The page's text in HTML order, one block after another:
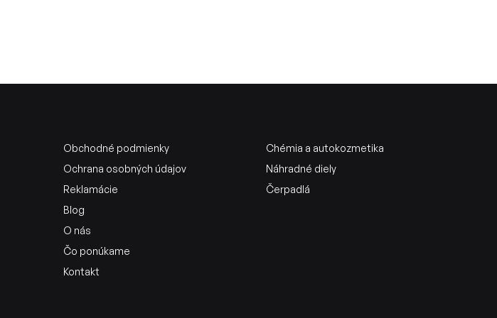
Obchodné podmienky
Ochrana osobných údajov
Reklamácie
Blog
O nás
Čo ponúkame
Kontakt
Chémia a autokozmetika
Náhradné diely
Čerpadlá